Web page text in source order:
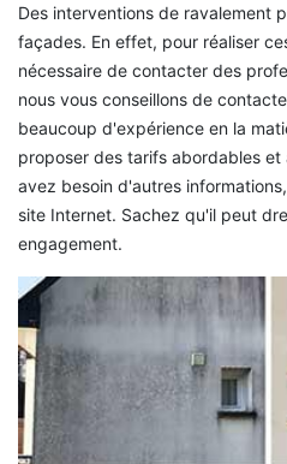
Des interventions de ravalement
façades. En effet, pour réaliser
nécessaire de contacter des
nous vous conseillons de
beaucoup d'expérience en la
proposer des tarifs abordables et
avez besoin d'autres
site Internet. Sachez qu'il peut
engagement.